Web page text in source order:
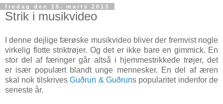
fredag den 15. marts 2013
Strik i musikvideo
I denne dejlige færøske musikvideo bliver der fremvist nogle
virkelig flotte striktrøjer. Og det er ikke bare en gimmick. En
stor del af færinger går altså i hjemmestrikkede trøjer, det
er især populært blandt unge mennesker. En del af æren
skal nok tilskrivesGuðrun & Guðruns popularitet indenfor de
seneste år.